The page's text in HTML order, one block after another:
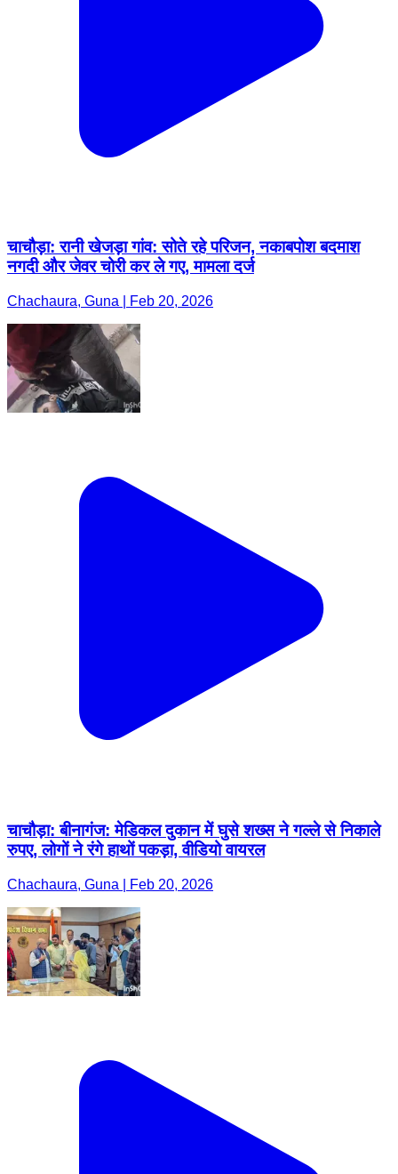
चाचौड़ा: रानी खेजड़ा गांव: सोते रहे परिजन, नकाबपोश बदमाश
नगदी और जेवर चोरी कर ले गए, मामला दर्ज
Chachaura, Guna | Feb 20, 2026
चाचौड़ा: बीनागंज: मेडिकल दुकान में घुसे शख्स ने गल्ले से निकाले
रुपए, लोगों ने रंगे हाथों पकड़ा, वीडियो वायरल
Chachaura, Guna | Feb 20, 2026